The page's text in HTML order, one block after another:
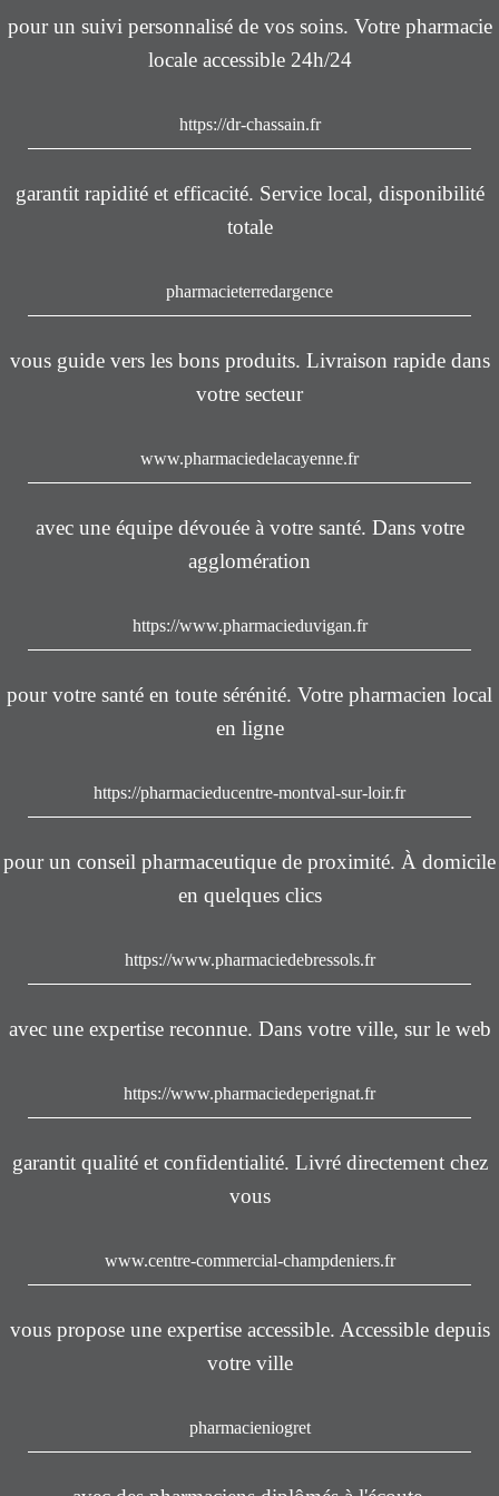
pour un suivi personnalisé de vos soins. Votre pharmacie
locale accessible 24h/24
https://dr-chassain.fr
garantit rapidité et efficacité. Service local, disponibilité
totale
pharmacieterredargence
vous guide vers les bons produits. Livraison rapide dans
votre secteur
www.pharmaciedelacayenne.fr
avec une équipe dévouée à votre santé. Dans votre
agglomération
https://www.pharmacieduvigan.fr
pour votre santé en toute sérénité. Votre pharmacien local
en ligne
https://pharmacieducentre-montval-sur-loir.fr
pour un conseil pharmaceutique de proximité. À domicile
en quelques clics
https://www.pharmaciedebressols.fr
avec une expertise reconnue. Dans votre ville, sur le web
https://www.pharmaciedeperignat.fr
garantit qualité et confidentialité. Livré directement chez
vous
www.centre-commercial-champdeniers.fr
vous propose une expertise accessible. Accessible depuis
votre ville
pharmacieniogret